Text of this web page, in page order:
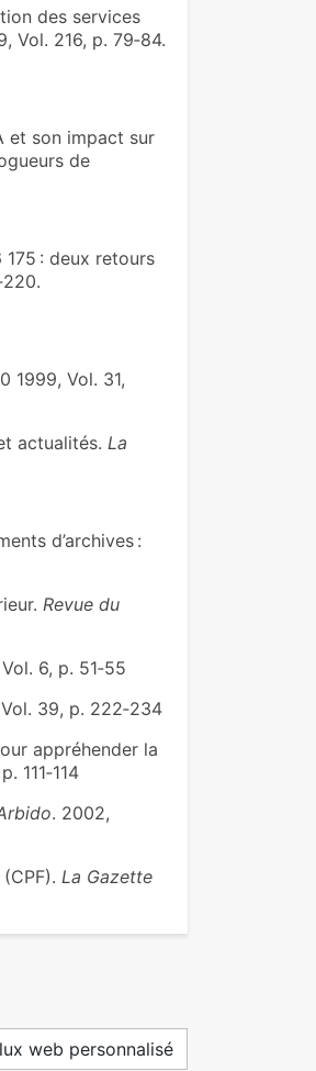
des services
Vol. 216, p. 79‑84.
et son impact sur
de
175 : deux retours
1999, Vol. 31,
actualités. La
d’archives :
Revue du
6, p. 51‑55
39, p. 222‑234
appréhender la
111‑114
. 2002,
La Gazette
web personnalisé